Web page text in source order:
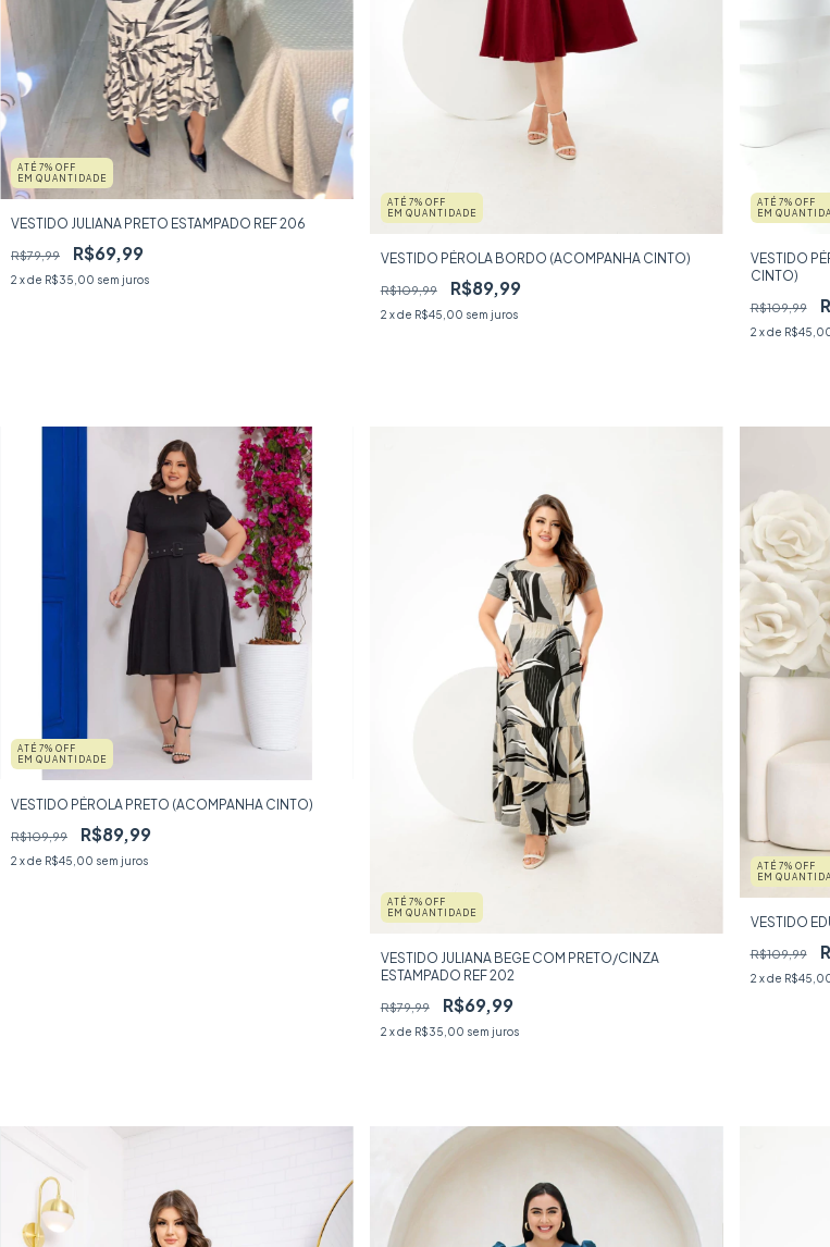
ATÉ 7% OFF
EM QUANTIDADE
VESTIDO JULIANA PRETO ESTAMPADO REF 206
R$79,99 R$69,99
2 x de R$35,00 sem juros
ATÉ 7% OFF
EM QUANTIDADE
VESTIDO PÉROLA BORDO (ACOMPANHA CINTO)
R$109,99 R$89,99
2 x de R$45,00 sem juros
ATÉ 7% OFF
EM
VESTIDO
CINTO)
R$109,99
2 x de
ATÉ 7% OFF
EM QUANTIDADE
VESTIDO PÉROLA PRETO (ACOMPANHA CINTO)
R$109,99 R$89,99
2 x de R$45,00 sem juros
ATÉ 7% OFF
EM QUANTIDADE
VESTIDO JULIANA BEGE COM PRETO/CINZA
ESTAMPADO REF 202
R$79,99 R$69,99
2 x de R$35,00 sem juros
ATÉ 7% OFF
EM
VESTIDO
R$109,99
2 x de